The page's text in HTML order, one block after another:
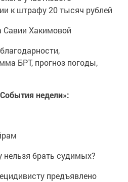
к штрафу 20 тысяч рублей
Савии Хакимовой
БРТ, прогноз погоды,
недели»:
нельзя брать судимых?
предъявлено